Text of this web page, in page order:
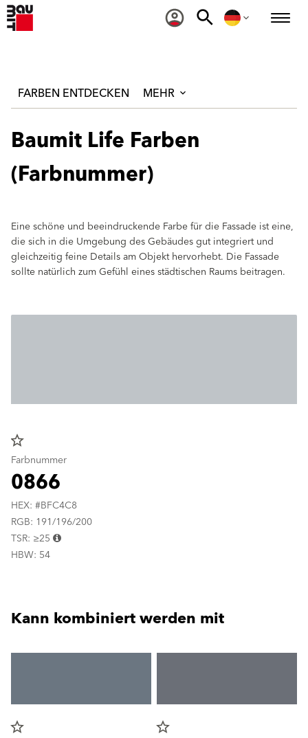
FARBEN ENTDECKEN MEHR
Baumit Life Farben
(Farbnummer)
Eine schöne und beeindruckende Farbe für die Fassade ist eine,
die sich in die Umgebung des Gebäudes gut integriert und
gleichzeitig feine Details am Objekt hervorhebt. Die Fassade
sollte natürlich zum Gefühl eines städtischen Raums beitragen.
star_border
Farbnummer
0866
HEX: #BFC4C8
RGB: 191/196/200
TSR: ≥25
HBW: 54
Kann kombiniert werden mit
star_border
star_border